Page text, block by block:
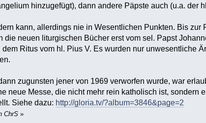
hinzugefügt), dann andere Päpste auch (u.a. der
kann, allerdings nie in Wesentlichen Punkten. Bis zur
die neuen liturgischen Bücher erst vom sel. Papst
Ritus vom hl. Pius V. Es wurden nur unwesentliche
zugunsten jener von 1969 verworfen wurde, war
neue Messe, die nicht mehr rein katholisch ist, sondern
Siehe dazu: http://gloria.tv/?album=3846&page=2
ChrS »